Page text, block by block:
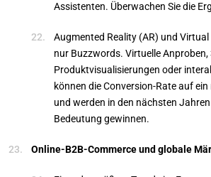
Assistenten. Überwachen Sie die
Augmented Reality (AR) und
nur Buzzwords. Virtuelle Anproben,
Produktvisualisierungen oder
können die Conversion-Rate auf ein
und werden in den nächsten
Bedeutung gewinnen.
Online-B2B-Commerce und globale